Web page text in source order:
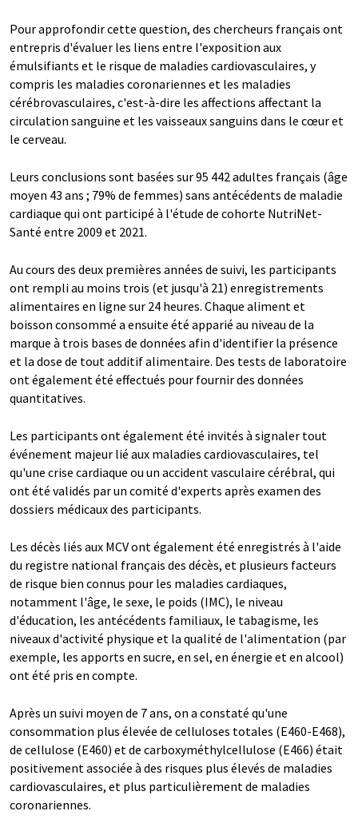
Pour approfondir cette question, des chercheurs français ont
entrepris d'évaluer les liens entre l'exposition aux
émulsifiants et le risque de maladies cardiovasculaires, y
compris les maladies coronariennes et les maladies
cérébrovasculaires, c'est-à-dire les affections affectant la
circulation sanguine et les vaisseaux sanguins dans le cœur et
le cerveau.
Leurs conclusions sont basées sur 95 442 adultes français (âge
moyen 43 ans ; 79% de femmes) sans antécédents de maladie
cardiaque qui ont participé à l'étude de cohorte NutriNet-
Santé entre 2009 et 2021.
Au cours des deux premières années de suivi, les participants
ont rempli au moins trois (et jusqu'à 21) enregistrements
alimentaires en ligne sur 24 heures. Chaque aliment et
boisson consommé a ensuite été apparié au niveau de la
marque à trois bases de données afin d'identifier la présence
et la dose de tout additif alimentaire. Des tests de laboratoire
ont également été effectués pour fournir des données
quantitatives.
Les participants ont également été invités à signaler tout
événement majeur lié aux maladies cardiovasculaires, tel
qu'une crise cardiaque ou un accident vasculaire cérébral, qui
ont été validés par un comité d'experts après examen des
dossiers médicaux des participants.
Les décès liés aux MCV ont également été enregistrés à l'aide
du registre national français des décès, et plusieurs facteurs
de risque bien connus pour les maladies cardiaques,
notamment l'âge, le sexe, le poids (IMC), le niveau
d'éducation, les antécédents familiaux, le tabagisme, les
niveaux d'activité physique et la qualité de l'alimentation (par
exemple, les apports en sucre, en sel, en énergie et en alcool)
ont été pris en compte.
Après un suivi moyen de 7 ans, on a constaté qu'une
consommation plus élevée de celluloses totales (E460-E468),
de cellulose (E460) et de carboxyméthylcellulose (E466) était
positivement associée à des risques plus élevés de maladies
cardiovasculaires, et plus particulièrement de maladies
coronariennes.